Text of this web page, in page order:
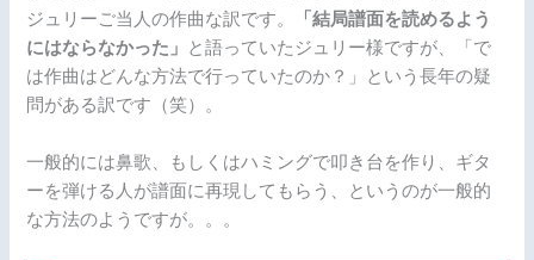
ジュリーご当人の作曲な訳です。
「結局譜面を読めるよう
にはならなかった」 と語っていたジュリー様ですが、「で
は作曲はどんな方法で行っていたのか？」という長年の疑
問がある訳です（笑）。
一般的には鼻歌、もしくはハミングで叩き台を作り、ギタ
ーを弾ける人が譜面に再現してもらう、というのが一般的
な方法のようですが。。。